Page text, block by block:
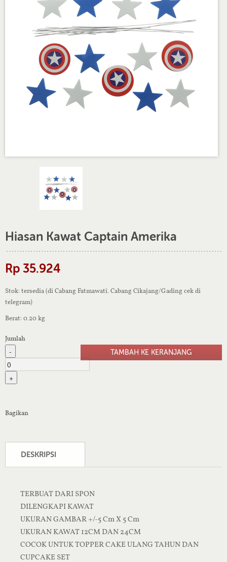
Hiasan Kawat Captain Amerika
Rp 35.924
Stok: tersedia (di Cabang Fatmawati. Cabang Cikajang/Gading cek di
telegram)
Berat: 0.20 kg
Jumlah
-
+
Bagikan
DESKRIPSI
TERBUAT DARI SPON
DILENGKAPI KAWAT
UKURAN GAMBAR +/-5 Cm X 5 Cm
UKURAN KAWAT 12CM DAN 24CM
COCOK UNTUK TOPPER CAKE ULANG TAHUN DAN
CUPCAKE SET